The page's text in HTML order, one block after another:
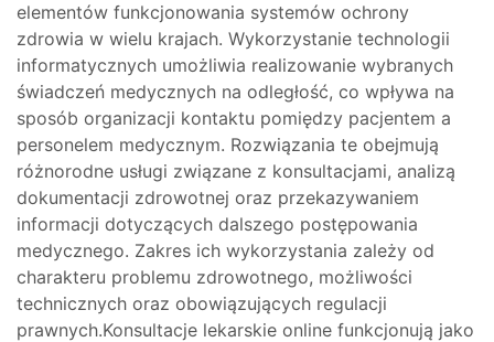
elementów funkcjonowania systemów ochrony
zdrowia w wielu krajach. Wykorzystanie technologii
informatycznych umożliwia realizowanie wybranych
świadczeń medycznych na odległość, co wpływa na
sposób organizacji kontaktu pomiędzy pacjentem a
personelem medycznym. Rozwiązania te obejmują
różnorodne usługi związane z konsultacjami, analizą
dokumentacji zdrowotnej oraz przekazywaniem
informacji dotyczących dalszego postępowania
medycznego. Zakres ich wykorzystania zależy od
charakteru problemu zdrowotnego, możliwości
technicznych oraz obowiązujących regulacji
prawnych.Konsultacje lekarskie online funkcjonują jako